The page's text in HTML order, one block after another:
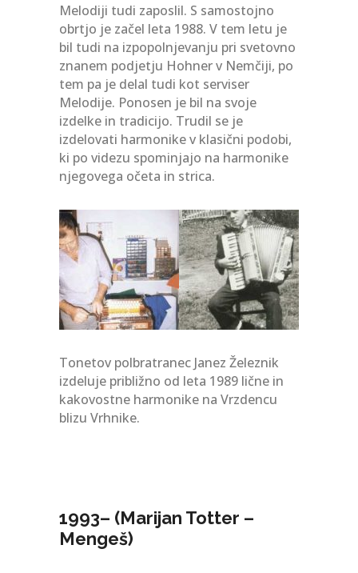
Melodiji tudi zaposlil. S samostojno
obrtjo je začel leta 1988. V tem letu je
bil tudi na izpopolnjevanju pri svetovno
znanem podjetju Hohner v Nemčiji, po
tem pa je delal tudi kot serviser
Melodije. Ponosen je bil na svoje
izdelke in tradicijo. Trudil se je
izdelovati harmonike v klasični podobi,
ki po videzu spominjajo na harmonike
njegovega očeta in strica.
Tonetov polbratranec Janez Železnik
izdeluje približno od leta 1989 lične in
kakovostne harmonike na Vrzdencu
blizu Vrhnike.
1993– (Marijan Totter –
Mengeš)